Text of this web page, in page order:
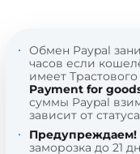
Обмен Paypal
часов если
имеет Трастового
Payment for
суммы Paypal
зависит от
Предупреждаем!
заморозка до 21